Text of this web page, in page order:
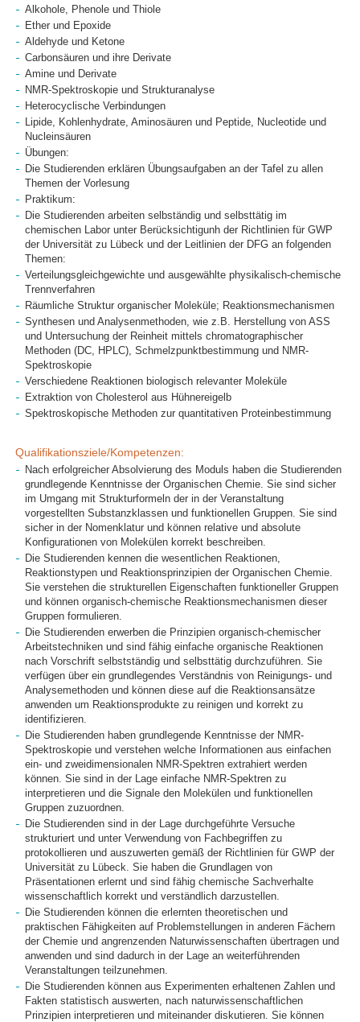
Alkohole, Phenole und Thiole
Ether und Epoxide
Aldehyde und Ketone
Carbonsäuren und ihre Derivate
Amine und Derivate
NMR-Spektroskopie und Strukturanalyse
Heterocyclische Verbindungen
Lipide, Kohlenhydrate, Aminosäuren und Peptide, Nucleotide und
Nucleinsäuren
Übungen:
Die Studierenden erklären Übungsaufgaben an der Tafel zu allen
Themen der Vorlesung
Praktikum:
Die Studierenden arbeiten selbständig und selbsttätig im
chemischen Labor unter Berücksichtigunh der Richtlinien für GWP
der Universität zu Lübeck und der Leitlinien der DFG an folgenden
Themen:
Verteilungsgleichgewichte und ausgewählte physikalisch-chemische
Trennverfahren
Räumliche Struktur organischer Moleküle; Reaktionsmechanismen
Synthesen und Analysenmethoden, wie z.B. Herstellung von ASS
und Untersuchung der Reinheit mittels chromatographischer
Methoden (DC, HPLC), Schmelzpunktbestimmung und NMR-
Spektroskopie
Verschiedene Reaktionen biologisch relevanter Moleküle
Extraktion von Cholesterol aus Hühnereigelb
Spektroskopische Methoden zur quantitativen Proteinbestimmung
Qualifikationsziele/Kompetenzen:
Nach erfolgreicher Absolvierung des Moduls haben die Studierenden
grundlegende Kenntnisse der Organischen Chemie. Sie sind sicher
im Umgang mit Strukturformeln der in der Veranstaltung
vorgestellten Substanzklassen und funktionellen Gruppen. Sie sind
sicher in der Nomenklatur und können relative und absolute
Konfigurationen von Molekülen korrekt beschreiben.
Die Studierenden kennen die wesentlichen Reaktionen,
Reaktionstypen und Reaktionsprinzipien der Organischen Chemie.
Sie verstehen die strukturellen Eigenschaften funktioneller Gruppen
und können organisch-chemische Reaktionsmechanismen dieser
Gruppen formulieren.
Die Studierenden erwerben die Prinzipien organisch-chemischer
Arbeitstechniken und sind fähig einfache organische Reaktionen
nach Vorschrift selbstständig und selbsttätig durchzuführen. Sie
verfügen über ein grundlegendes Verständnis von Reinigungs- und
Analysemethoden und können diese auf die Reaktionsansätze
anwenden um Reaktionsprodukte zu reinigen und korrekt zu
identifizieren.
Die Studierenden haben grundlegende Kenntnisse der NMR-
Spektroskopie und verstehen welche Informationen aus einfachen
ein- und zweidimensionalen NMR-Spektren extrahiert werden
können. Sie sind in der Lage einfache NMR-Spektren zu
interpretieren und die Signale den Molekülen und funktionellen
Gruppen zuzuordnen.
Die Studierenden sind in der Lage durchgeführte Versuche
strukturiert und unter Verwendung von Fachbegriffen zu
protokollieren und auszuwerten gemäß der Richtlinien für GWP der
Universität zu Lübeck. Sie haben die Grundlagen von
Präsentationen erlernt und sind fähig chemische Sachverhalte
wissenschaftlich korrekt und verständlich darzustellen.
Die Studierenden können die erlernten theoretischen und
praktischen Fähigkeiten auf Problemstellungen in anderen Fächern
der Chemie und angrenzenden Naturwissenschaften übertragen und
anwenden und sind dadurch in der Lage an weiterführenden
Veranstaltungen teilzunehmen.
Die Studierenden können aus Experimenten erhaltenen Zahlen und
Fakten statistisch auswerten, nach naturwissenschaftlichen
Prinzipien interpretieren und miteinander diskutieren. Sie können